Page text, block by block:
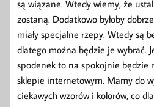
są wiązane. Wtedy wiemy, że
zostaną. Dodatkowo byłoby
miały specjalne rzepy. Wtedy są
dlatego można będzie je wybrać.
spodenek to na spokojnie będzie
sklepie internetowym. Mamy do
ciekawych wzorów i kolorów, co